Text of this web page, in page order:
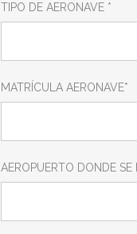
TIPO DE AERONAVE *
MATRÍCULA AERONAVE*
AEROPUERTO DONDE